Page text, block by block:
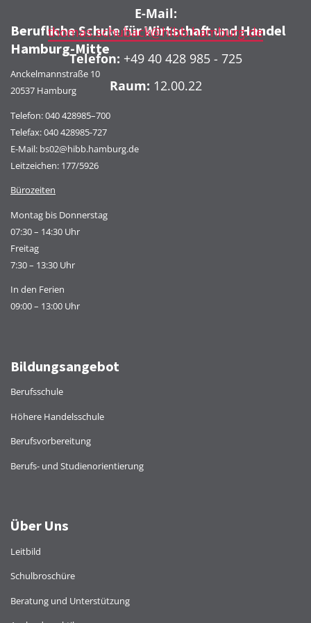
E-Mail:
thomas.schuback@hibb.hamburg.de
Telefon: +49 40 428 985 - 725
Raum: 12.00.22
Berufliche Schule für Wirtschaft und Handel
Hamburg-Mitte
Anckelmannstraße 10
20537 Hamburg
Telefon:040 428985–700
Telefax: 040 428985-727
E-Mail: bs02@hibb.hamburg.de
Leitzeichen: 177/5926
Bürozeiten
Montag bis Donnerstag
07:30 – 14:30 Uhr
Freitag
7:30 – 13:30 Uhr
In den Ferien
09:00 – 13:00 Uhr
Bildungsangebot
Berufsschule
Höhere Handelsschule
Berufsvorbereitung
Berufs- und Studienorientierung
Über Uns
Leitbild
Schulbroschüre
Beratung und Unterstützung